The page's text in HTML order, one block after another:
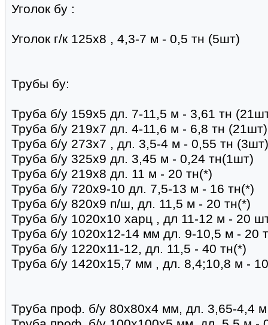
Уголок бу :
Уголок г/к 125х8 , 4,3-7 м - 0,5 тн (5шт)
Трубы бу:
Труба б/у 159х5 дл. 7-11,5 м - 3,61 тн
Труба б/у 219х7 дл. 4-11,6 м - 6,8 тн (21шт)
Труба б/у 273х7 , дл. 3,5-4 м - 0,55 тн (3шт)
Труба б/у 325х9 дл. 3,45 м - 0,24 тн(1шт)
Труба б/у 219х8 дл. 11 м - 20 тн(*)
Труба б/у 720х9-10 дл. 7,5-13 м - 16 тн(*)
Труба б/у 820х9 п/ш, дл. 11,5 м - 20 тн(*)
Труба б/у 1020х10 харц , дл 11-12 м - 20
Труба б/у 1020х12-14 мм дл. 9-10,5 м - 20
Труба б/у 1220х11-12, дл. 11,5 - 40 тн(*)
Труба б/у 1420х15,7 мм , дл. 8,4;10,8 м -
Труба проф. б/у 80х80х4 мм, дл. 3,65-4,4